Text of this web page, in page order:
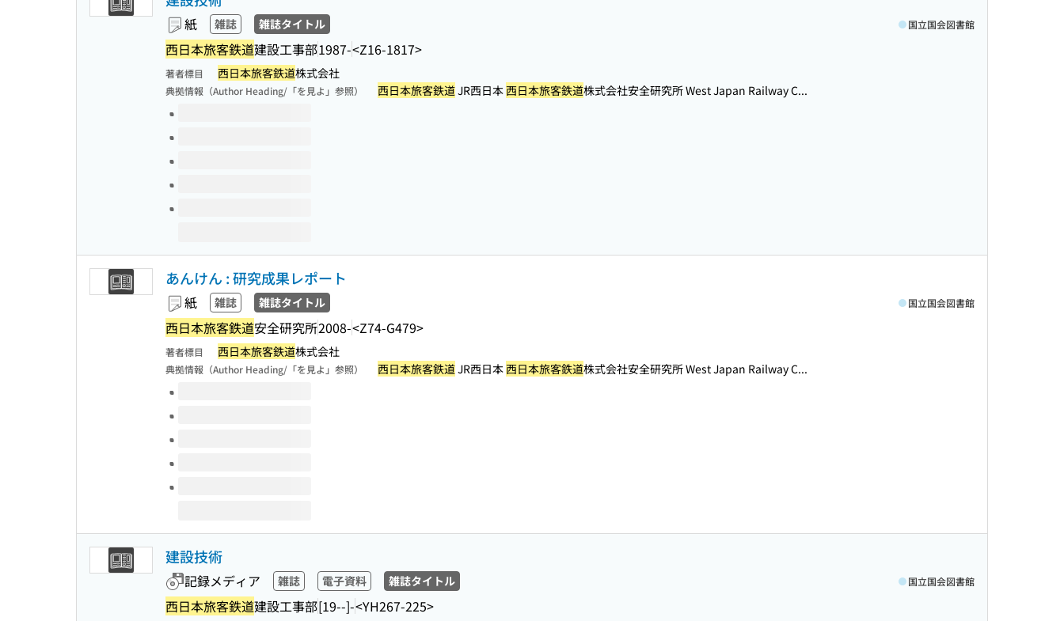
紙 雑誌 雑誌タイトル
西日本旅客鉄道建設工事部1987-<Z16-1817>
国立国会図書館
著者標目 西日本旅客鉄道株式会社
典拠情報（Author Heading/「を見よ」参照） 西日本旅客鉄道JR西日本西日本旅客鉄道株式会社安全研究所 West Japan Railway C...
このタイトルの巻号
あんけん : 研究成果レポート
紙 雑誌 雑誌タイトル
西日本旅客鉄道安全研究所2008-<Z74-G479>
国立国会図書館
著者標目 西日本旅客鉄道株式会社
典拠情報（Author Heading/「を見よ」参照） 西日本旅客鉄道JR西日本西日本旅客鉄道株式会社安全研究所 West Japan Railway C...
このタイトルの巻号
建設技術
記録メディア 雑誌 電子資料 雑誌タイトル
西日本旅客鉄道建設工事部[19--]-<YH267-225>
国立国会図書館